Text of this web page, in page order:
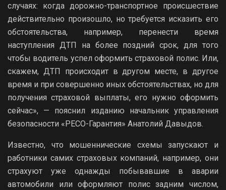
случаях: когда дорожно-транспортное происшествие
действительно произошло, но требуется исказить его
обстоятельства, например, перенести время
наступления ДТП на более поздний срок, для того
чтобы водитель успел оформить страховой полис. Или,
скажем, ДТП происходит в другом месте, в другое
время и при совершенно иных обстоятельствах, но для
получения страховой выплаты, его нужно оформить
сейчас», — пояснил изданию начальник управления
безопасности «РЕСО-Гарантия» Анатолий Давыдов.
Известно, что мошеннические схемы запускают и
работники самих страховых компаний, например, они
страхуют уже однажды побывавшие в аварии
автомобили или оформляют полис задним числом,